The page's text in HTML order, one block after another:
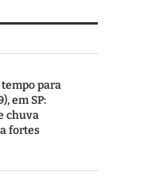
para
em SP:
chuva
fortes